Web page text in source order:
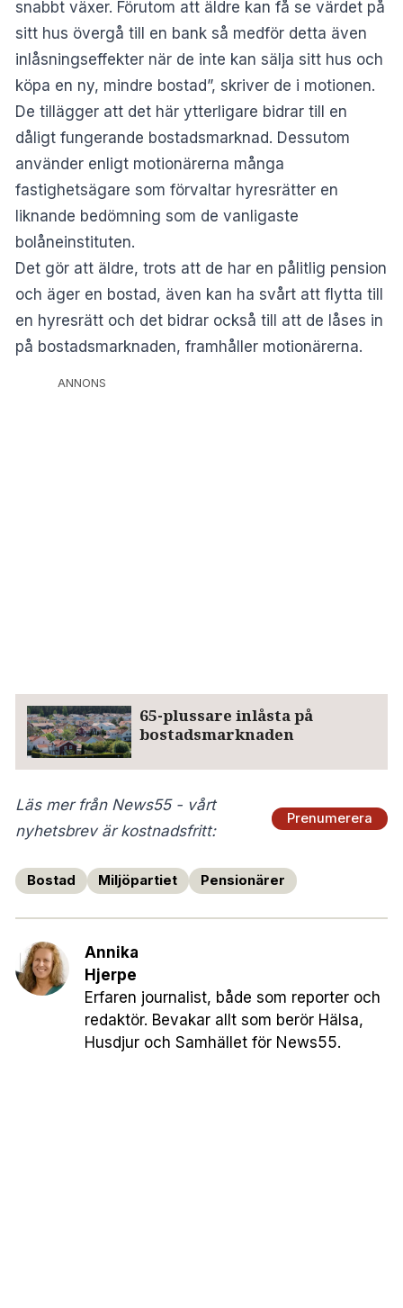
snabbt växer. Förutom att äldre kan få se värdet på
sitt hus övergå till en bank så medför detta även
inlåsningseffekter när de inte kan sälja sitt hus och
köpa en ny, mindre bostad”, skriver de i motionen.
De tillägger att det här ytterligare bidrar till en
dåligt fungerande bostadsmarknad. Dessutom
använder enligt motionärerna många
fastighetsägare som förvaltar hyresrätter en
liknande bedömning som de vanligaste
bolåneinstituten.
Det gör att äldre, trots att de har en pålitlig pension
och äger en bostad, även kan ha svårt att flytta till
en hyresrätt och det bidrar också till att de låses in
på bostadsmarknaden, framhåller motionärerna.
ANNONS
65-plussare inlåsta på
bostadsmarknaden
Läs mer från News55 - vårt
nyhetsbrev är kostnadsfritt:
Prenumerera
Bostad Miljöpartiet Pensionärer
Annika
Hjerpe
Erfaren journalist, både som reporter och
redaktör. Bevakar allt som berör Hälsa,
Husdjur och Samhället för News55.